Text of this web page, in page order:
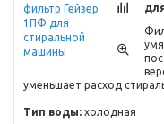
уменьшает расход
Тип воды: холодная